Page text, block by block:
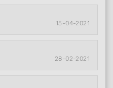
15-04-2021
28-02-2021